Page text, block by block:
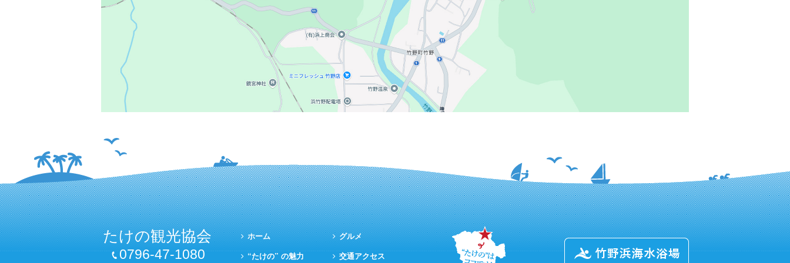
たけの観光協会
0796-47-1080
ホーム
“たけの” の魅力
グルメ
交通アクセス